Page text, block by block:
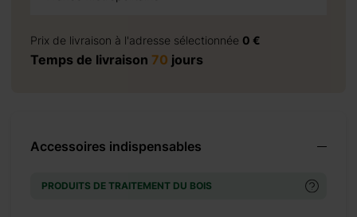
Prix de livraison à l'adresse sélectionnée 0 €
Temps de livraison 70 jours
Accessoires indispensables
PRODUITS DE TRAITEMENT DU BOIS
+ 155 €
+ 440 €